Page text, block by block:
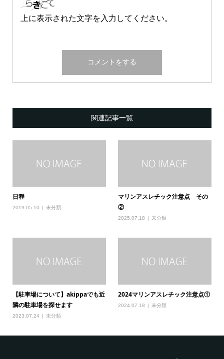
上に表示された文字を入力してください。
関連記事一覧
日程
2019.05.10 未分類
マリンアスレチック注意点 その
②
2025.07.18 未分類
【駐車場について】akippaでも近
隣の駐車場を探せます
2023.07.24 未分類
2024マリンアスレチック注意点①
2024.07.18 未分類